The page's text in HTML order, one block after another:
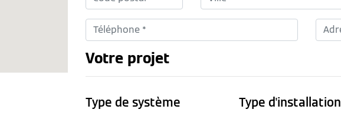
Votre projet
Type de système Type d'installation